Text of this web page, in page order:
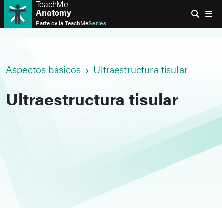
TeachMe
Anatomy
Parte de laTeachMeSeries
Aspectos básicos Ultraestructura tisular
Ultraestructura tisular